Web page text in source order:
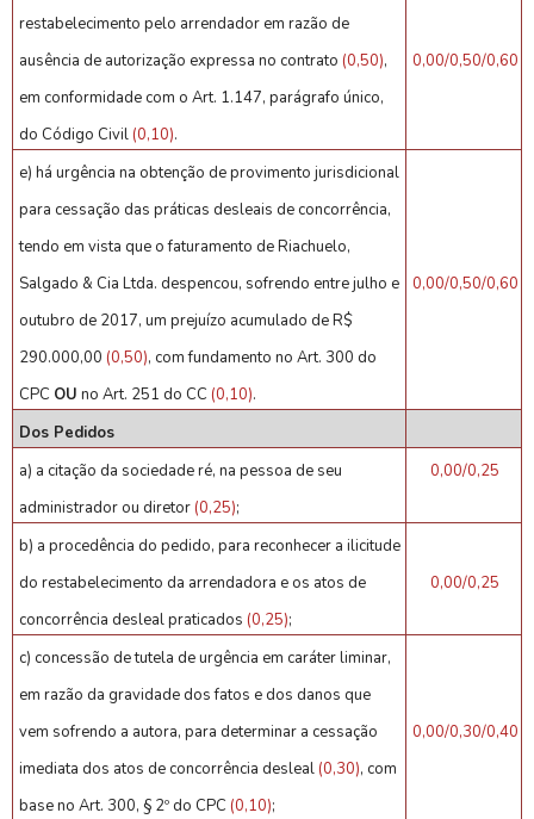
restabelecimento pelo arrendador em razão de
ausência de autorização expressa no contrato (0,50),
em conformidade com o Art. 1.147, parágrafo único,
do Código Civil(0,10).
0,00/0,50/0,60
e) há urgência na obtenção de provimento jurisdicional
para cessação das práticas desleais de concorrência,
tendo em vista que o faturamento de Riachuelo,
Salgado & Cia Ltda. despencou, sofrendo entre julho e
outubro de 2017, um prejuízo acumulado de R$
290.000,00 (0,50), com fundamento no Art. 300 do
CPC OU no Art. 251 do CC (0,10).
0,00/0,50/0,60
Dos Pedidos
a) a citação da sociedade ré, na pessoa de seu
administrador ou diretor(0,25);
0,00/0,25
b) a procedência do pedido, para reconhecer a ilicitude
do restabelecimento da arrendadora e os atos de
concorrência desleal praticados (0,25);
0,00/0,25
c) concessão de tutela de urgência em caráter liminar,
em razão da gravidade dos fatos e dos danos que
vem sofrendo a autora, para determinar a cessação
imediata dos atos de concorrência desleal(0,30), com
base no Art. 300, § 2º do CPC (0,10);
0,00/0,30/0,40